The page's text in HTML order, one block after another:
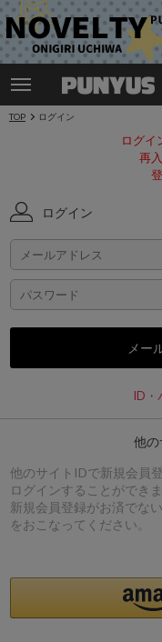
TOP ログイン
ログイ
再
ログイン
ID・
他
他のサイトIDで新規会員
ログインすることができま
新規会員登録がお済でな
をおこなってください。